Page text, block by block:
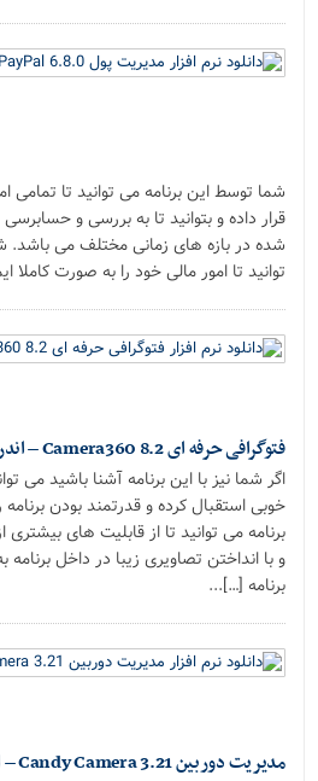
شما توسط این برنامه می توانید تا تمامی
قرار داده و بتوانید تا به بررسی و
شده در بازه های زمانی مختلف می باشد.
توانید تا امور مالی خود را به صورت
فتوگرافی حرفه ای Camera360 8.2 – اندروید
اگر شما نیز با این برنامه آشنا باشید می
خوبی استقبال کرده و قدرتمند بودن
برنامه می توانید تا از قابلیت های
و با انداختن تصاویری زیبا در داخل برنامه
برنامه […]...
مدیریت دوربین Candy Camera 3.21 – اندروید